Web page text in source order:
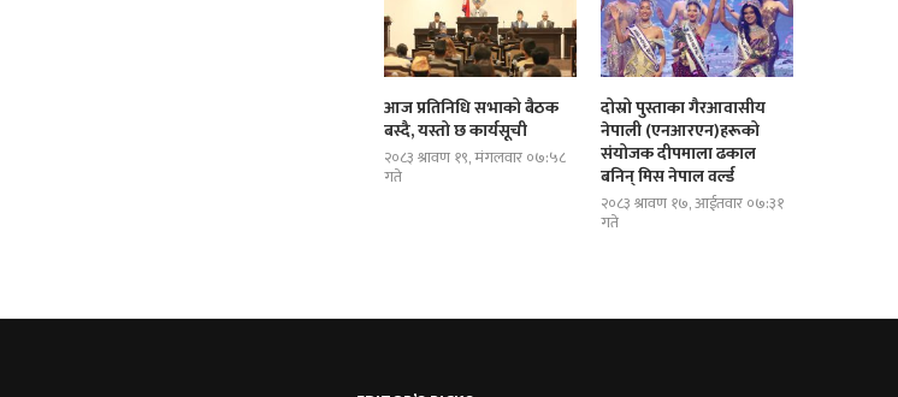
आज प्रतिनिधि सभाको बैठक
बस्दै, यस्तो छ कार्यसूची
२०८३ श्रावण १९, मंगलवार ०७:५८
गते
दोस्रो पुस्ताका गैरआवासीय
नेपाली (एनआरएन)हरूको
संयोजक दीपमाला ढकाल
बनिन् मिस नेपाल वर्ल्ड
२०८३ श्रावण १७, आईतवार ०७:३१
गते